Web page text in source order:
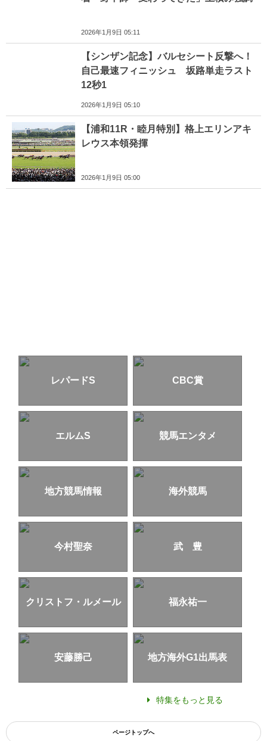
2026年1月9日 05:11
【シンザン記念】バルセシート反撃へ！
自己最速フィニッシュ 坂路単走ラスト
12秒1
2026年1月9日 05:10
【浦和11R・睦月特別】格上エリンアキ
レウス本領発揮
2026年1月9日 05:00
レパードS CBC賞
エルムS 競馬エンタメ
地方競馬情報 海外競馬
今村聖奈 武 豊
クリストフ・ルメール 福永祐一
安藤勝己 地方海外G1出馬表
特集をもっと見る
ページトップへ